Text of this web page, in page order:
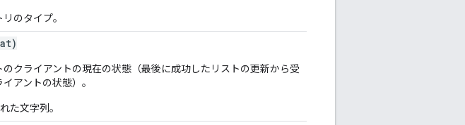
のタイプ。
のクライアントの現在の状態（最後に成功したリストの更新から受
アントの状態）。
た文字列。